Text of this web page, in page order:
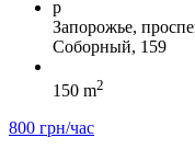
p
Запорожье,
Соборный, 159
150 m2
800 грн/час